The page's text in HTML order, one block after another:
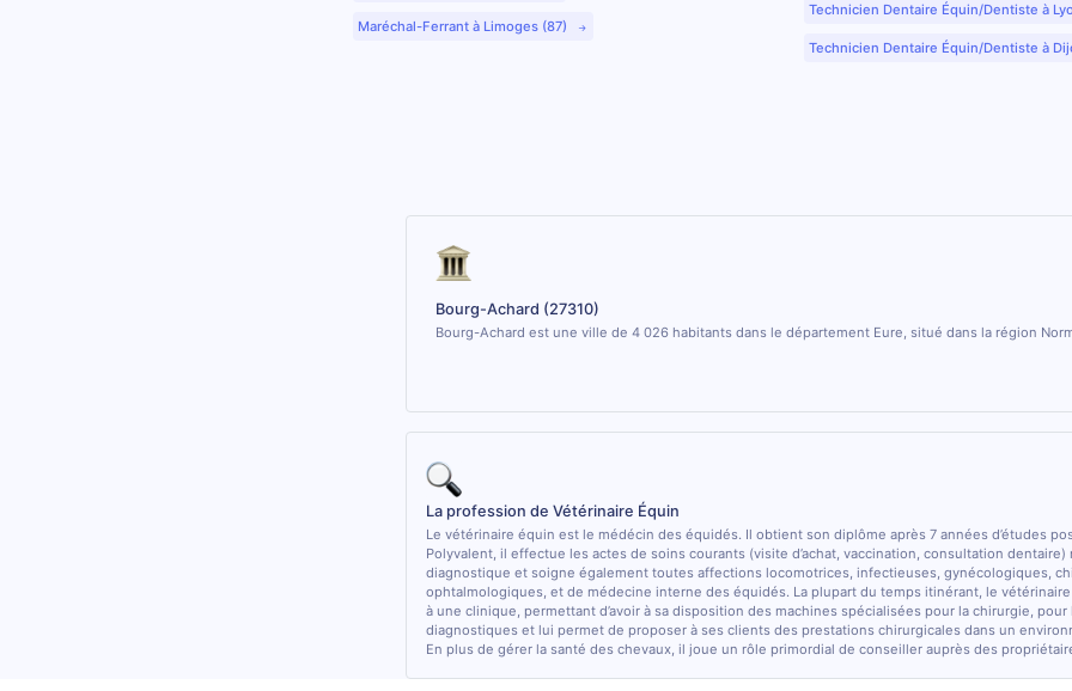
Maréchal-Ferrant à Limoges (87)
Technicien Dentaire Équin/Dentiste à
Technicien Dentaire Équin/Dentiste à
Bourg-Achard (27310)
Bourg-Achard est une ville de 4 026 habitants dans le département Eure, situé dans la région
La profession de Vétérinaire Équin
Le vétérinaire équin est le médécin des équidés. Il obtient son diplôme après 7 années d’études
Polyvalent, il effectue les actes de soins courants (visite d’achat, vaccination, consultation dentaire)
diagnostique et soigne également toutes affections locomotrices, infectieuses, gynécologiques,
ophtalmologiques, et de médecine interne des équidés. La plupart du temps itinérant, le
à une clinique, permettant d’avoir à sa disposition des machines spécialisées pour la chirurgie,
diagnostiques et lui permet de proposer à ses clients des prestations chirurgicales dans un
En plus de gérer la santé des chevaux, il joue un rôle primordial de conseiller auprès des